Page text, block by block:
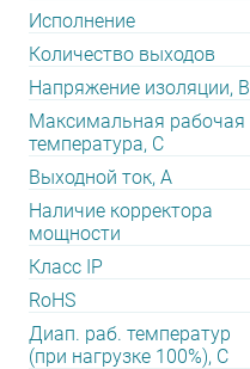
Исполнение
Количество выходов
Напряжение изоляции, В
Максимальная рабочая
температура, C
Выходной ток, А
Наличие корректора
мощности
Класс IP
RoHS
Диап. раб. температур
(при нагрузке 100%), C